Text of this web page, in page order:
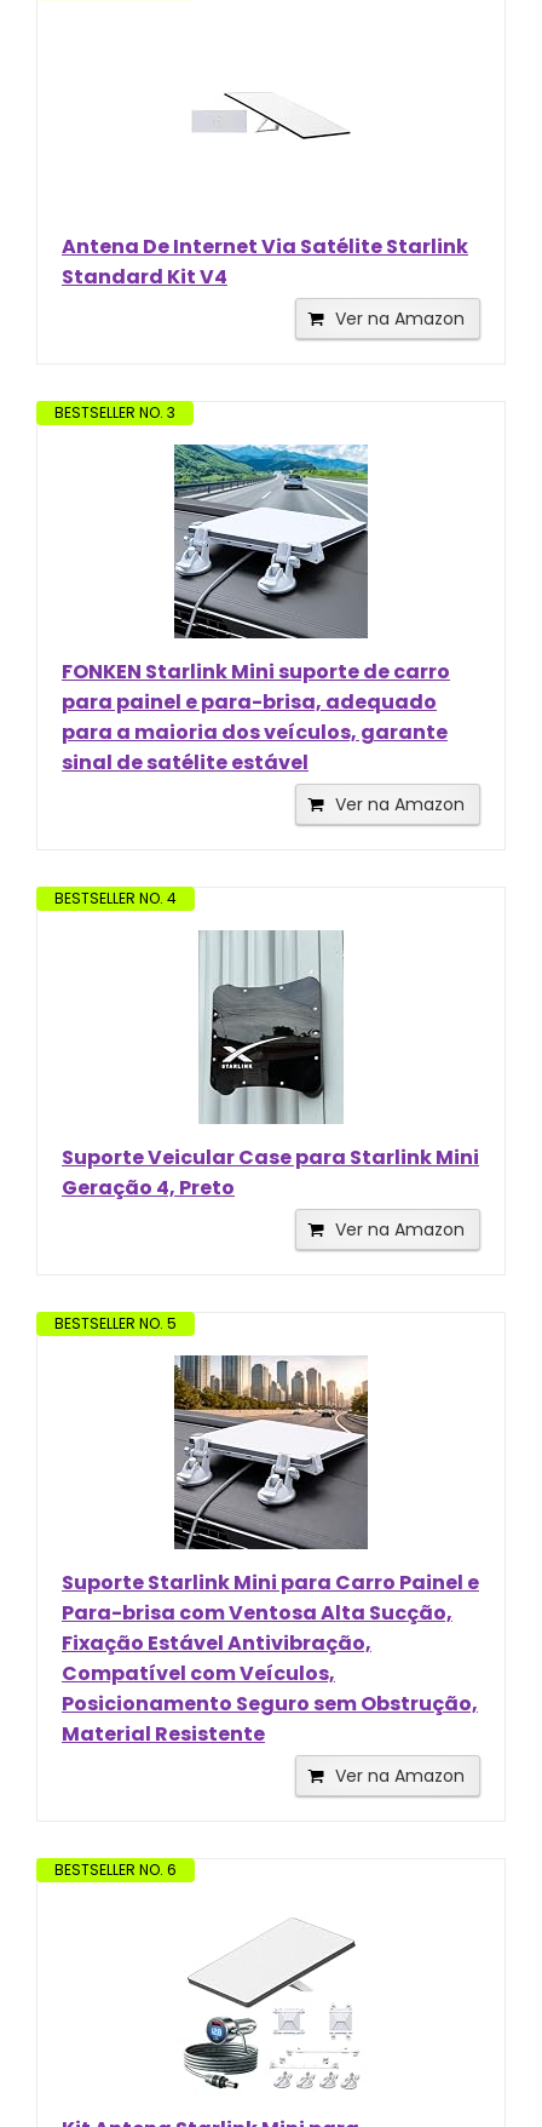
Antena De Internet Via Satélite Starlink
Standard Kit V4
Ver na Amazon
BESTSELLER NO. 3
FONKEN Starlink Mini suporte de carro
para painel e para-brisa, adequado
para a maioria dos veículos, garante
sinal de satélite estável
Ver na Amazon
BESTSELLER NO. 4
Suporte Veicular Case para Starlink Mini
Geração 4, Preto
Ver na Amazon
BESTSELLER NO. 5
Suporte Starlink Mini para Carro Painel e
Para-brisa com Ventosa Alta Sucção,
Fixação Estável Antivibração,
Compatível com Veículos,
Posicionamento Seguro sem Obstrução,
Material Resistente
Ver na Amazon
BESTSELLER NO. 6